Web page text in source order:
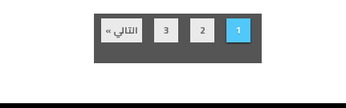
1
2
3 التالي »